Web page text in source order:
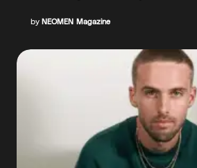
by NEOMEN Magazine